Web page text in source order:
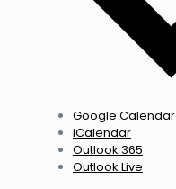
Google Calendar
iCalendar
Outlook 365
Outlook Live